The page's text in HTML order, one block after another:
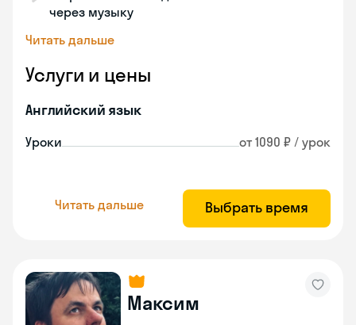
через музыку
Читать дальше
Услуги и цены
Английский язык
Уроки от 1090 ₽ / урок
Читать дальше Выбрать время
Максим